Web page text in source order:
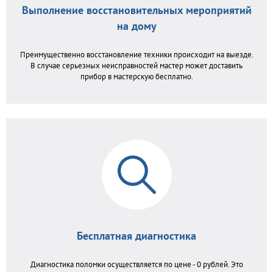
Выполнение восстановительных мероприятий
на дому
Преимущественно восстановление техники происходит на выезде.
В случае серьезных неисправностей мастер может доставить
прибор в мастерскую бесплатно.
Бесплатная диагностика
Диагностика поломки осуществляется по цене - 0 рублей. Это